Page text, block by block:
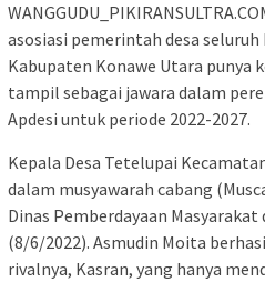
asosiasi pemerintah desa seluruh
Kabupaten Konawe Utara punya
tampil sebagai jawara dalam
Apdesi untuk periode 2022-2027.
Kepala Desa Tetelupai
dalam musyawarah cabang
Dinas Pemberdayaan Masyarakat
(8/6/2022). Asmudin Moita
rivalnya, Kasran, yang hanya